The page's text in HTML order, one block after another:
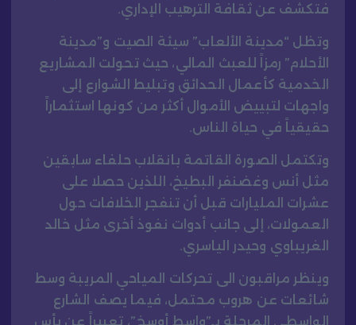
فتكشف عن ثقافة الترهيب الإداري.
وتظل “مدينة الألعاب” سيئة الصيت و”مدينة
الأحلام” رمزاً للعبث المالي، حيث تحولت المشاريع
الخدمية كأعمال الحدائق وتبليط الشوارع إلى
واجهات لتبييض الأموال أكثر من كونها استثماراً
حقيقياً في حياة الناس.
وتكتمل الصورة القاتمة بانقلاب حلفاء سابقين
مثل أنس وغضنفر البطيخ، اللذين حصلا على
عشرات المليارات قبل أن تنفجر الخلافات حول
العمولات، إلى جانب أدوات نفوذ أخرى مثل خالد
الغريباوي وحيدر الياسري.
وينظر مراقبون الى تحركات المياحي المريبة وسط
شائعات عن هروب محتمل، فيما يصف الشارع
الواسطي المرحلة بـ”واسط أوسخ”، تعبيراً عن يأس